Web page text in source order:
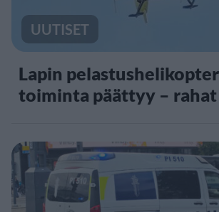
UUTISET
Lapin
toiminta päättyy –